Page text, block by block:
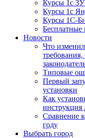
Курсы 1с
Курсы 1с
Курсы 1С-
Бесплатные
Новости
Что
Типовые
Первый
установки
Как
Сравнение
году
Выбрать город